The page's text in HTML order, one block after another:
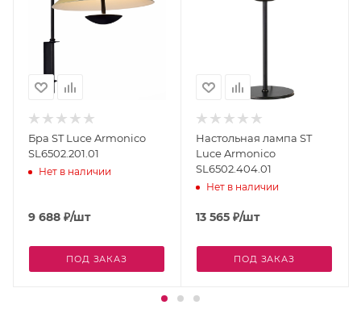
Бра ST Luce Armonico
SL6502.201.01
Нет в наличии
9 688 ₽/шт
ПОД ЗАКАЗ
Настольная лампа ST
Luce Armonico
SL6502.404.01
Нет в наличии
13 565 ₽/шт
ПОД ЗАКАЗ